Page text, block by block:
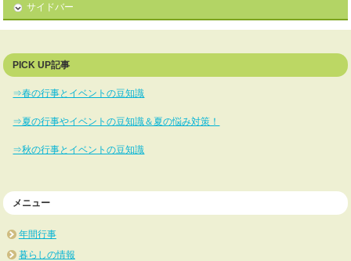
サイドバー
PICK UP記事
⇒春の行事とイベントの豆知識
⇒夏の行事やイベントの豆知識＆夏の悩み対策！
⇒秋の行事とイベントの豆知識
メニュー
年間行事
暮らしの情報